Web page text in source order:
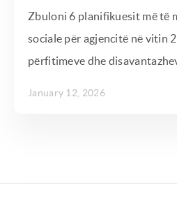
Zbuloni 6 planifikuesit më të
sociale për agjencitë në vitin
përfitimeve dhe
January 12, 2026